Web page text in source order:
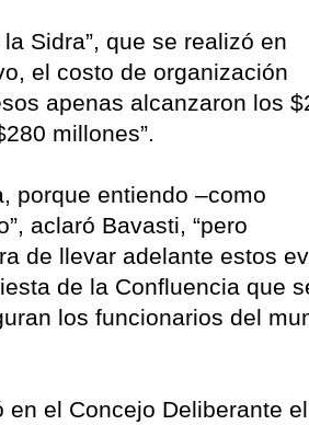
Sidra”, que se realizó en
el costo de organización
apenas alcanzaron los
millones”.
porque entiendo –como
aclaró Bavasti, “pero
de llevar adelante estos
de la Confluencia que
los funcionarios del
el Concejo Deliberante el